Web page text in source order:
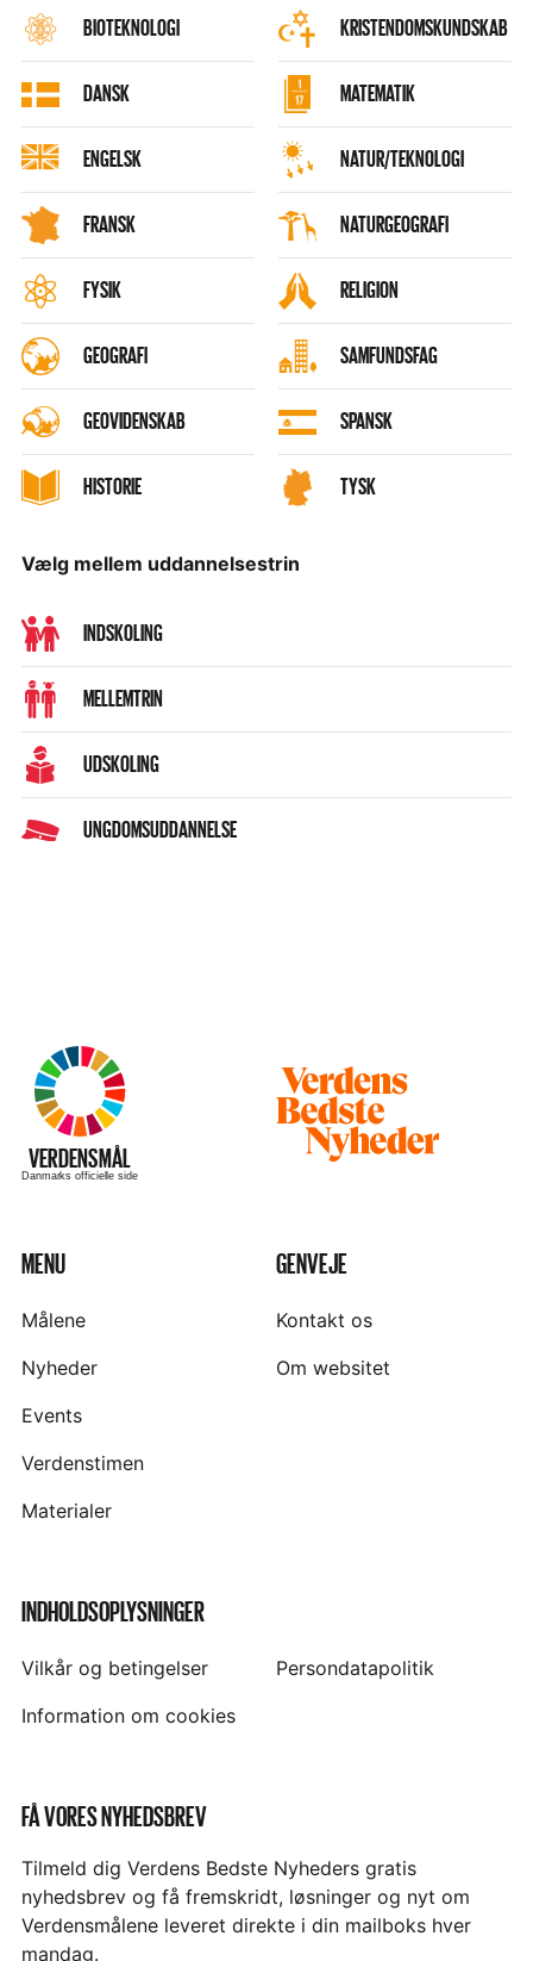
BIOTEKNOLOGI
DANSK
ENGELSK
FRANSK
FYSIK
GEOGRAFI
GEOVIDENSKAB
HISTORIE
KRISTENDOMSKUNDSKAB
MATEMATIK
NATUR/TEKNOLOGI
NATURGEOGRAFI
RELIGION
SAMFUNDSFAG
SPANSK
TYSK
Vælg mellem uddannelsestrin
INDSKOLING
MELLEMTRIN
UDSKOLING
UNGDOMSUDDANNELSE
VERDENSMÅL
–
Danmarks officielle side
Besøg
hjemmesiden
MENU
Målene
Nyheder
Events
Verdenstimen
Materialer
GENVEJE
Kontakt os
Om websitet
INDHOLDSOPLYSNINGER
Vilkår og betingelser
Persondatapolitik
Information om cookies
FÅ VORES NYHEDSBREV
Tilmeld dig Verdens Bedste Nyheders gratis
nyhedsbrev og få fremskridt, løsninger og nyt om
Verdensmålene leveret direkte i din mailboks hver
mandag.